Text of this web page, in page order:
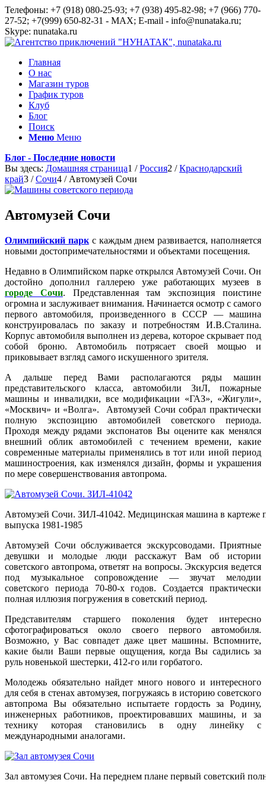
Телефоны: +7 (918) 080-25-93; +7 (938) 495-82-98; +7 (966) 770-
27-52; +7(999) 650-82-31 - MAX; E-mail - info@nunataka.ru;
Skype: nunataka.ru
Главная
О нас
Магазин туров
График туров
Клуб
Блог
Поиск
Меню Меню
Блог - Последние новости
Вы здесь: Домашняя страница1 / Россия2 / Краснодарский
край3 / Сочи4 / Автомузей Сочи
Автомузей Сочи
Олимпийский парк с каждым днем развивается, наполняется
новыми достопримечательностями и объектами посещения.
Недавно в Олимпийском парке открылся Автомузей Сочи. Он
достойно дополнил галлерею уже работающих музеев в
городе Сочи. Представленная там экспозиция поистине
огромна и заслуживает внимания. Начинается осмотр с самого
первого автомобиля, произведенного в СССР — машина
конструировалась по заказу и потребностям И.В.Сталина.
Корпус автомобиля выполнен из дерева, которое скрывает под
собой броню. Автомобиль потрясает своей мощью и
приковывает взгляд самого искушенного зрителя.
А дальше перед Вами располагаются ряды машин
представительского класса, автомобили ЗиЛ, пожарные
машины и инвалидки, все модификации «ГАЗ», «Жигули»,
«Москвич» и «Волга». Автомузей Сочи собрал практически
полную экспозицию автомобилей советского периода.
Проходя между рядами экспонатов Вы оцените как менялся
внешний облик автомобилей с течением времени, какие
современные материалы применялись в тот или иной период
машиностроения, как изменялся дизайн, формы и украшения
по мере совершенствования автопрома.
Автомузей Сочи. ЗИЛ-41042. Медицинская машина в картеже
выпуска 1981-1985
Автомузей Сочи обслуживается экскурсоводами. Приятные
девушки и молодые люди расскажут Вам об истории
советского автопрома, ответят на вопросы. Экскурсия ведется
под музыкальное сопровождение — звучат мелодии
советского периода 70-80-х годов. Создается практически
полная иллюзия погружения в советский период.
Представителям старшего поколения будет интересно
сфотографироваться около своего первого автомобиля.
Возможно, у Вас совпадет даже цвет машины. Вспомните,
какие были Ваши первые ощущения, когда Вы садились за
руль новенькой шестерки, 412-го или горбатого.
Молодежь обязательно найдет много нового и интересного
для себя в стенах автомузея, погружаясь в историю советского
автопрома Вы обязательно испытаете гордость за Родину,
инженерных работников, проектировавших машины, и за
технику которая становились в одну линейку с
международными аналогами.
Зал автомузея Сочи. На переднем плане первый советский